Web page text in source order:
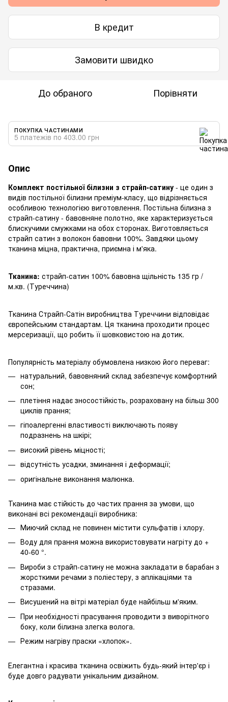
В кредит
Замовити швидко
До обраного Порівняти
ПОКУПКА ЧАСТИНАМИ
5 платежів по 403.00 грн
Опис
Комплект постільної білизни з страйп-сатину - це один з
видів постільної білизни преміум-класу, що відрізняється
особливою технологією виготовлення. Постільна білизна з
страйп-сатину - бавовняне полотно, яке характеризується
блискучими смужками на обох сторонах. Виготовляється
страйп сатин з волокон бавовни 100%. Завдяки цьому
тканина міцна, практична, приємна і м'яка.
Тканина: страйп-сатин 100% бавовна щільність 135 гр /
м.кв. (Туреччина)
Тканина Страйп-Сатін виробництва Туреччини відповідає
європейським стандартам. Ця тканина проходити процес
мерсеризації, що робить її шовковистою на дотик.
Популярність матеріалу обумовлена ​​низкою його переваг:
натуральний, бавовняний склад забезпечує комфортний
сон;
плетіння надає зносостійкість, розраховану на більш 300
циклів прання;
гіпоалергенні властивості виключають появу
подразнень на шкірі;
високий рівень міцності;
відсутність усадки, зминання і деформації;
оригінальне виконання малюнка.
Тканина має стійкість до частих прання за умови, що
виконані всі рекомендації виробника:
Миючий склад не повинен містити сульфатів і хлору.
Воду для прання можна використовувати нагріту до +
40-60 °.
Вироби з страйп-сатину не можна закладати в барабан з
жорсткими речами з поліестеру, з аплікаціями та
стразами.
Висушений на вітрі матеріал буде найбільш м'яким.
При необхідності прасування проводити з виворітного
боку, коли білизна злегка волога.
Режим нагріву праски «хлопок».
Елегантна і красива тканина освіжить будь-який інтер'єр і
буде довго радувати унікальним дизайном.